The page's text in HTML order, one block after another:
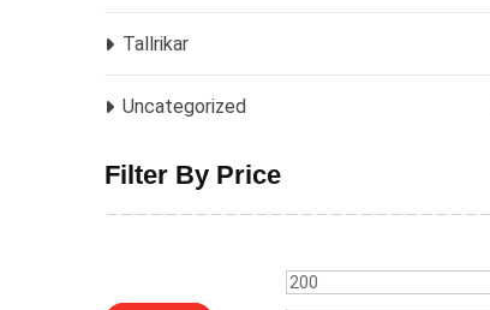
Tallrikar
Uncategorized
Filter By Price
Min